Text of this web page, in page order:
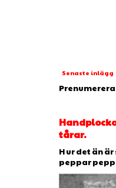
Senaste inlägg
tårar.
H ur det än
peppar